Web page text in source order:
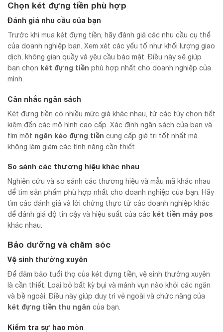
Chọn két đựng tiền phù hợp
Đánh giá nhu cầu của bạn
Trước khi mua két đựng tiền, hãy đánh giá các nhu cầu cụ thể
của doanh nghiệp bạn. Xem xét các yếu tố như khối lượng giao
dịch, không gian quầy và yêu cầu bảo mật. Điều này sẽ giúp
bạn chọn két đựng tiền phù hợp nhất cho doanh nghiệp của
mình.
Cân nhắc ngân sách
Két đựng tiền có nhiều mức giá khác nhau, từ các tùy chọn tiết
kiệm đến các mô hình cao cấp. Xác định ngân sách của bạn và
tìm một ngăn kéo đựng tiền cung cấp giá trị tốt nhất mà
không làm giảm các tính năng cần thiết.
So sánh các thương hiệu khác nhau
Nghiên cứu và so sánh các thương hiệu và mẫu mã khác nhau
để tìm sản phẩm phù hợp nhất cho doanh nghiệp của bạn. Hãy
tìm các đánh giá và lời chứng thực từ các doanh nghiệp khác
để đánh giá độ tin cậy và hiệu suất của các két tiền máy pos
khác nhau.
Bảo dưỡng và chăm sóc
Vệ sinh thường xuyên
Để đảm bảo tuổi thọ của két đựng tiền, vệ sinh thường xuyên
là cần thiết. Loại bỏ bất kỳ bụi và mảnh vụn nào khỏi các ngăn
và bề ngoài. Điều này giúp duy trì vẻ ngoài và chức năng của
két đựng tiền thu ngân của bạn.
Kiểm tra sự hao mòn